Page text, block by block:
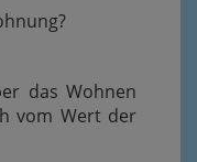
das Wohnen
vom Wert der